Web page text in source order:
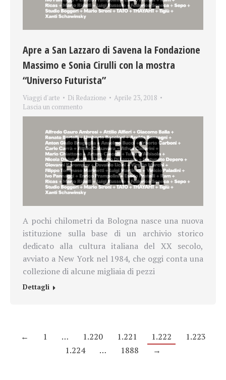
Apre a San Lazzaro di Savena la Fondazione
Massimo e Sonia Cirulli con la mostra
“Universo Futurista”
Viaggi d'arte Di Redazione
Aprile 23, 2018
Lascia un commento
A pochi chilometri da Bologna nasce una nuova
istituzione sulla base di un archivio storico
dedicato alla cultura italiana del XX secolo,
avviato a New York nel 1984, che oggi conta una
collezione di alcune migliaia di pezzi
Dettagli
← 1 … 1.220 1.221 1.222
1.223
1.224
… 1888 →